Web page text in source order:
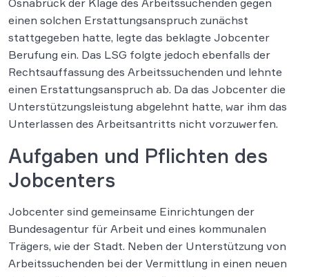
Osnabrück der Klage des Arbeitssuchenden gegen
einen solchen Erstattungsanspruch zunächst
stattgegeben hatte, legte das beklagte Jobcenter
Berufung ein. Das LSG folgte jedoch ebenfalls der
Rechtsauffassung des Arbeitssuchenden und lehnte
einen Erstattungsanspruch ab. Da das Jobcenter die
Unterstützungsleistung abgelehnt hatte, war ihm das
Unterlassen des Arbeitsantritts nicht vorzuwerfen.
Aufgaben und Pflichten des
Jobcenters
Jobcenter sind gemeinsame Einrichtungen der
Bundesagentur für Arbeit und eines kommunalen
Trägers, wie der Stadt. Neben der Unterstützung von
Arbeitssuchenden bei der Vermittlung in einen neuen